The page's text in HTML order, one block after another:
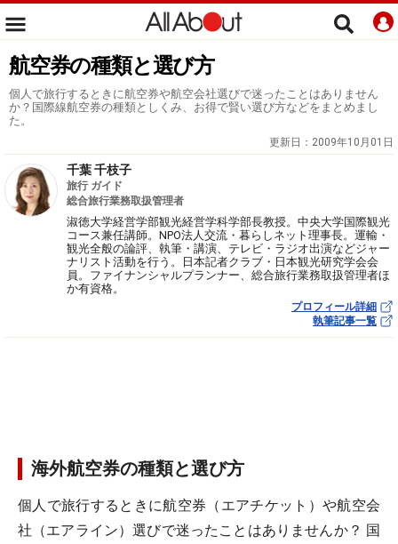
航空券の種類と選び方
個人で旅行するときに航空券や航空会社選びで迷ったことはありません
か？国際線航空券の種類としくみ、お得で賢い選び方などをまとめまし
た。
更新日： 2009年10月01日
千葉 千枝子
旅行 ガイド
総合旅行業務取扱管理者
淑徳大学経営学部観光経営学科学部長教授。中央大学国際観光
コース兼任講師。NPO法人交流・暮らしネット理事長。運輸・
観光全般の論評、執筆・講演、テレビ・ラジオ出演などジャー
ナリスト活動を行う。日本記者クラブ・日本観光研究学会会
員。ファイナンシャルプランナー、総合旅行業務取扱管理者ほ
か有資格。
プロフィール詳細
執筆記事一覧
海外航空券の種類と選び方
個人で旅行するときに航空券（エアチケット）や航空会
社（エアライン）選びで迷ったことはありませんか？ 国